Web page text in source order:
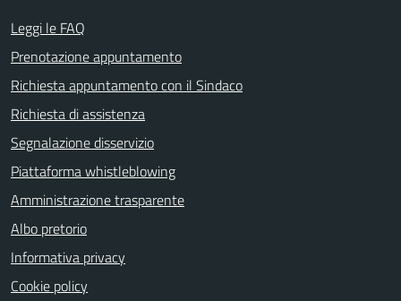
Leggi le FAQ
Prenotazione appuntamento
Richiesta appuntamento con il Sindaco
Richiesta di assistenza
Segnalazione disservizio
Piattaforma whistleblowing
Amministrazione trasparente
Albo pretorio
Informativa privacy
Cookie policy